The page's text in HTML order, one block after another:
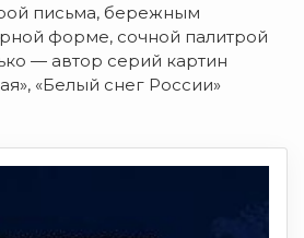
письма, бережным
форме, сочной палитрой
— автор серий картин
«Белый снег России»